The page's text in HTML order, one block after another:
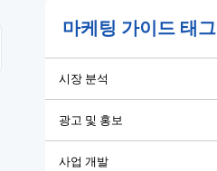
마케팅 가이드 태그
시장 분석
광고 및 홍보
사업 개발